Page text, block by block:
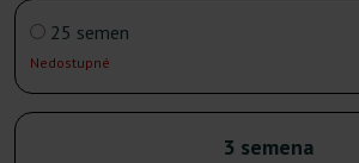
25 semen
Nedostupné
3 semena